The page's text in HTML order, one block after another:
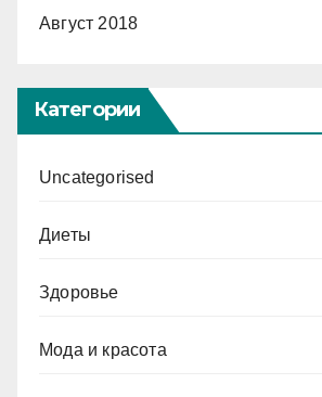
Август 2018
Категории
Uncategorised
Диеты
Здоровье
Мода и красота